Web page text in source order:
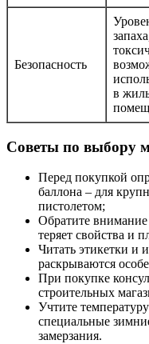
Безопасность
в
Советы по выбору
Перед покупкой
баллона – для
пистолетом;
Обратите внимание
теряет свойства и
Читать этикетки и
раскрываются
При покупке
строительных
Учтите
специальные
замерзания.